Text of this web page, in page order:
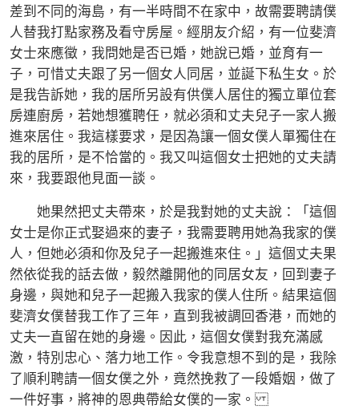
差到不同的海島，有一半時間不在家中，故需要聘請僕
人替我打點家務及看守房屋。經朋友介紹，有一位斐濟
女士來應徵，我問她是否已婚，她說已婚，並育有一
子，可惜丈夫跟了另一個女人同居，並誕下私生女。於
是我告訴她，我的居所另設有供僕人居住的獨立單位套
房連廚房，若她想獲聘任，就必須和丈夫兒子一家人搬
進來居住。我這樣要求，是因為讓一個女僕人單獨住在
我的居所，是不恰當的。我又叫這個女士把她的丈夫請
來，我要跟他見面一談。
她果然把丈夫帶來，於是我對她的丈夫說：「這個
女士是你正式娶過來的妻子，我需要聘用她為我家的僕
人，但她必須和你及兒子一起搬進來住。」這個丈夫果
然依從我的話去做，毅然離開他的同居女友，回到妻子
身邊，與她和兒子一起搬入我家的僕人住所。結果這個
斐濟女僕替我工作了三年，直到我被調回香港，而她的
丈夫一直留在她的身邊。因此，這個女僕對我充滿感
激，特別忠心、落力地工作。令我意想不到的是，我除
了順利聘請一個女僕之外，竟然挽救了一段婚姻，做了
一件好事，將神的恩典帶給女僕的一家。